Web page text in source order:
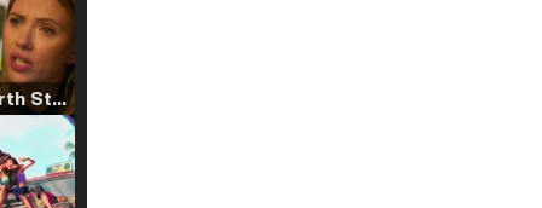
Tráiler 'North Star' (2023)